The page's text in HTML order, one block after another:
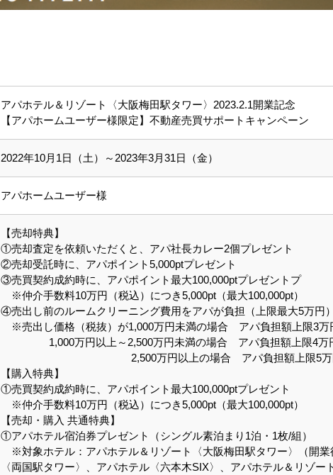
アパホテル＆リゾート〈大阪梅田駅タワー〉2023.2.1開業記念
【アパホームユーザー様限定】不動産売買サポートキャンペーン
2022年10月1日（土）～2023年3月31日（金）
アパホームユーザー様
【売却特典】
①売却査定を依頼いただくと、アパ社長カレー2個プレゼント
②売却受託時に、アパポイント5,000ptプレゼント
③売買契約成約時に、アパポイント最大100,000ptプレゼントプ
※仲介手数料10万円（税込）につき5,000pt（最大100,000pt）
④売出し前のルームクリーニング費用をアパが負担（上限最大5万円）
※売出し価格（税抜）が1,000万円未満の場合 アパ負担額上限3万
1,000万円以上～2,500万円未満の場合 アパ負担額上限4万
2,500万円以上の場合 アパ負担額上限5万
【購入特典】
①売買契約成約時に、アパポイント最大100,000ptプレゼント
※仲介手数料10万円（税込）につき5,000pt（最大100,000pt）
【売却・購入 共通特典】
①アパホテル宿泊券プレゼント（シングル素泊まり1泊・1枚/組）
※対象ホテル：アパホテル＆リゾート〈大阪梅田駅タワー〉（開業
〈両国駅タワー〉、アパホテル〈六本木SIX〉、アパホテル＆リゾー